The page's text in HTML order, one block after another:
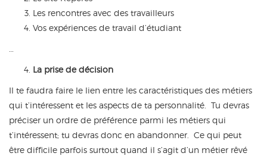
Les rencontres avec des travailleurs
Vos expériences de travail d’étudiant
La prise de décision
Il te faudra faire le lien entre les caractéristiques des métiers
qui t’intéressent et les aspects de ta personnalité. Tu devras
préciser un ordre de préférence parmi les métiers qui
t’intéressent; tu devras donc en abandonner. Ce qui peut
être difficile parfois surtout quand il s’agit d’un métier rêvé